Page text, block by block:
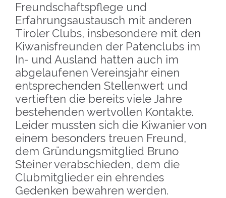
Freundschaftspflege und
Erfahrungsaustausch mit anderen
Tiroler Clubs, insbesondere mit den
Kiwanisfreunden der Patenclubs im
In- und Ausland hatten auch im
abgelaufenen Vereinsjahr einen
entsprechenden Stellenwert und
vertieften die bereits viele Jahre
bestehenden wertvollen Kontakte.
Leider mussten sich die Kiwanier von
einem besonders treuen Freund,
dem Gründungsmitglied Bruno
Steiner verabschieden, dem die
Clubmitglieder ein ehrendes
Gedenken bewahren werden.